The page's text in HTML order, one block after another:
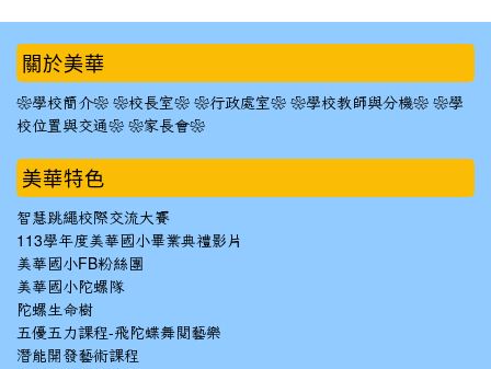
::: 關於美華
❀學校簡介❀ ❀校長室❀ ❀行政處室❀ ❀學校教師與分機❀ ❀學
校位置與交通❀ ❀家長會❀
美華特色
智慧跳繩校際交流大賽
113學年度美華國小畢業典禮影片
美華國小FB粉絲團
美華國小陀螺隊
陀螺生命樹
五優五力課程-飛陀蝶舞閱藝樂
潛能開發藝術課程